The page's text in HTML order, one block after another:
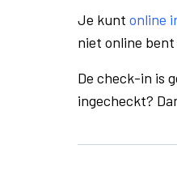
Je kunt online
niet online
De check-in is
ingecheckt?